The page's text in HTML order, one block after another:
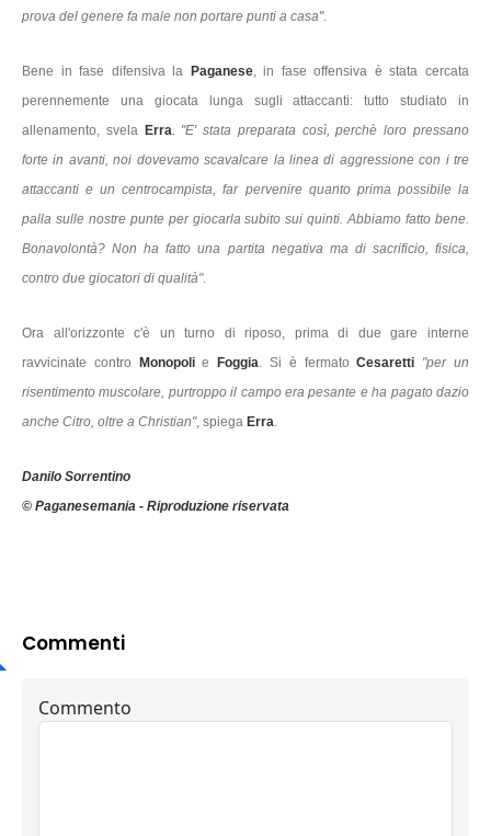
prova del genere fa male non portare punti a casa".
Bene in fase difensiva la Paganese, in fase offensiva è stata cercata
perennemente una giocata lunga sugli attaccanti: tutto studiato in
allenamento, svela Erra
"E' stata preparata così, perchè loro pressano
forte in avanti, noi dovevamo scavalcare la linea di aggressione con i tre
attaccanti e un centrocampista, far pervenire quanto prima possibile la
palla sulle nostre punte per giocarla subito sui quinti. Abbiamo fatto bene.
Bonavolontà? Non ha fatto una partita negativa ma di sacrificio, fisica,
contro due giocatori di qualità".
Ora all'orizzonte c'è un turno di riposo, prima di due gare interne
ravvicinate contro MonopolieFoggia . Si è fermatoCesaretti "per un
risentimento muscolare, purtroppo il campo era pesante e ha pagato dazio
anche Citro, oltre a Christian", spiega Erra
Danilo Sorrentino
© Paganesemania - Riproduzione riservata
Commenti